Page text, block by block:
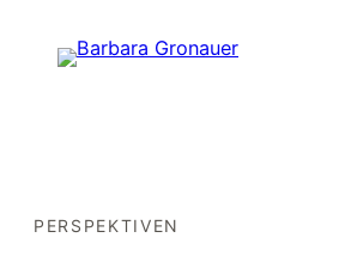
Inhalt
PERSPEKTIVEN